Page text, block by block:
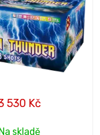
530 Kč
Na skladě